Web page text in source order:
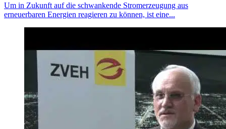
Um in Zukunft auf die schwankende Stromerzeugung aus
erneuerbaren Energien reagieren zu können, ist eine...